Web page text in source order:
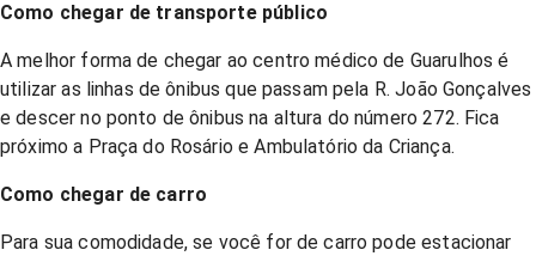
Como chegar de transporte público
A melhor forma de chegar ao centro médico de Guarulhos é
utilizar as linhas de ônibus que passam pela R. João Gonçalves
e descer no ponto de ônibus na altura do número 272. Fica
próximo a Praça do Rosário e Ambulatório da Criança.
Como chegar de carro
Para sua comodidade, se você for de carro pode estacionar